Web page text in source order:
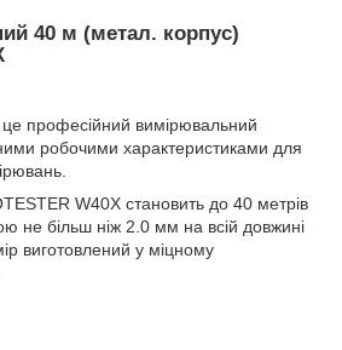
40 м (метал. корпус)
професійний вимірювальний
робочими характеристиками для
W40X становить до 40 метрів
не більш ніж 2.0 мм на всій довжині
виготовлений у міцному